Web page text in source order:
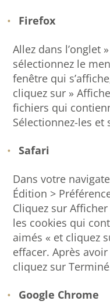
Firefox
Allez dans l’onglet
sélectionnez le
fenêtre qui
cliquez sur »
fichiers qui
Sélectionnez-les et
Safari
Dans votre
Édition >
Cliquez sur
les cookies qui
aimés « et cliquez
effacer. Après
cliquez sur
Google Chrome